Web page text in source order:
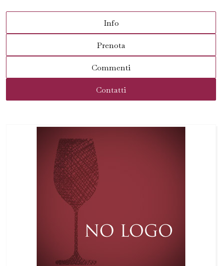
Info
Prenota
Commenti
Contatti